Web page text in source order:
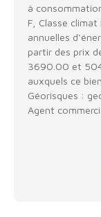
à
F, Classe
annuelles
partir des prix
3690.00 et
auxquels ce
Géorisques :
Agent